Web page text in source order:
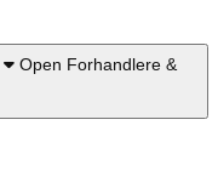
Open Forhandlere &